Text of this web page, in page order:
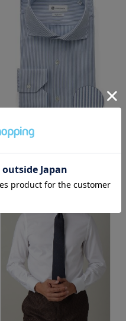
ー｜ロンドンストライプ
8,250円(税込)